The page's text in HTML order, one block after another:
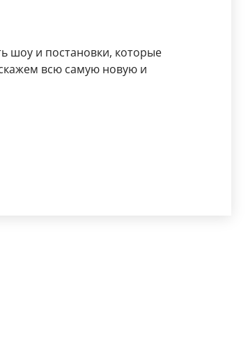
шоу и постановки, которые
всю самую новую и